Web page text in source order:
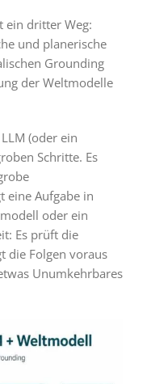
ein dritter Weg:
und planerische
Grounding
der Weltmodelle
(oder ein
Schritte. Es
eine Aufgabe in
oder ein
Es prüft die
die Folgen voraus
Unumkehrbares